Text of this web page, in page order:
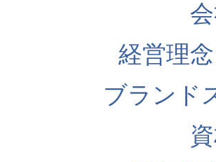
経営理
ブランド